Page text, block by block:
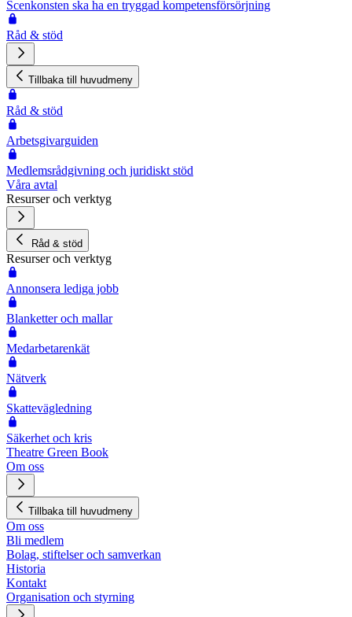
Scenkonsten ska ha en tryggad kompetensförsörjning
Råd & stöd
Tillbaka till huvudmeny
Råd & stöd
Arbetsgivarguiden
Medlemsrådgivning och juridiskt stöd
Våra avtal
Resurser och verktyg
Råd & stöd
Resurser och verktyg
Annonsera lediga jobb
Blanketter och mallar
Medarbetarenkät
Nätverk
Skattevägledning
Säkerhet och kris
Theatre Green Book
Om oss
Tillbaka till huvudmeny
Om oss
Bli medlem
Bolag, stiftelser och samverkan
Historia
Kontakt
Organisation och styrning